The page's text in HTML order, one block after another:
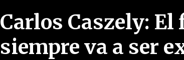
Carlos Caszely: El
siempre va a ser